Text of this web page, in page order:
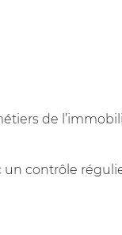
de
contrôle